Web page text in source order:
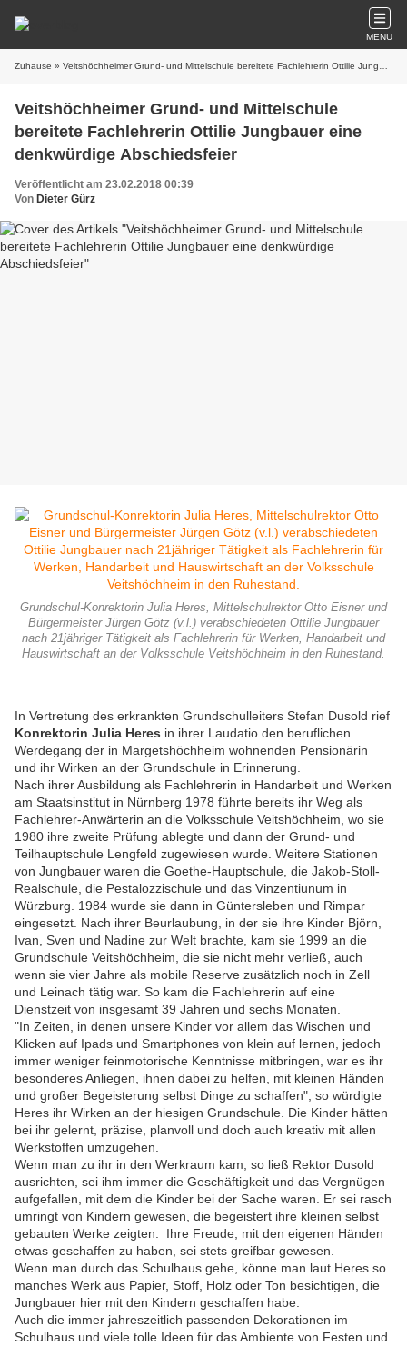
MENU
Zuhause » Veitshöchheimer Grund- und Mittelschule bereitete Fachlehrerin Ottilie Jungbauer eine denkwürdige Abschiedsfeier
Veitshöchheimer Grund- und Mittelschule
bereitete Fachlehrerin Ottilie Jungbauer eine
denkwürdige Abschiedsfeier
Veröffentlicht am 23.02.2018 00:39
Von Dieter Gürz
Grundschul-Konrektorin Julia Heres, Mittelschulrektor Otto Eisner und
Bürgermeister Jürgen Götz (v.l.) verabschiedeten Ottilie Jungbauer
nach 21jähriger Tätigkeit als Fachlehrerin für Werken, Handarbeit und
Hauswirtschaft an der Volksschule Veitshöchheim in den Ruhestand.
In Vertretung des erkrankten Grundschulleiters Stefan Dusold rief
Konrektorin Julia Heres in ihrer Laudatio den beruflichen
Werdegang der in Margetshöchheim wohnenden Pensionärin
und ihr Wirken an der Grundschule in Erinnerung.
Nach ihrer Ausbildung als Fachlehrerin in Handarbeit und Werken
am Staatsinstitut in Nürnberg 1978 führte bereits ihr Weg als
Fachlehrer-Anwärterin an die Volksschule Veitshöchheim, wo sie
1980 ihre zweite Prüfung ablegte und dann der Grund- und
Teilhauptschule Lengfeld zugewiesen wurde. Weitere Stationen
von Jungbauer waren die Goethe-Hauptschule, die Jakob-Stoll-
Realschule, die Pestalozzischule und das Vinzentiunum in
Würzburg. 1984 wurde sie dann in Güntersleben und Rimpar
eingesetzt. Nach ihrer Beurlaubung, in der sie ihre Kinder Björn,
Ivan, Sven und Nadine zur Welt brachte, kam sie 1999 an die
Grundschule Veitshöchheim, die sie nicht mehr verließ, auch
wenn sie vier Jahre als mobile Reserve zusätzlich noch in Zell
und Leinach tätig war. So kam die Fachlehrerin auf eine
Dienstzeit von insgesamt 39 Jahren und sechs Monaten.
"In Zeiten, in denen unsere Kinder vor allem das Wischen und
Klicken auf Ipads und Smartphones von klein auf lernen, jedoch
immer weniger feinmotorische Kenntnisse mitbringen, war es ihr
besonderes Anliegen, ihnen dabei zu helfen, mit kleinen Händen
und großer Begeisterung selbst Dinge zu schaffen", so würdigte
Heres ihr Wirken an der hiesigen Grundschule. Die Kinder hätten
bei ihr gelernt, präzise, planvoll und doch auch kreativ mit allen
Werkstoffen umzugehen.
Wenn man zu ihr in den Werkraum kam, so ließ Rektor Dusold
ausrichten, sei ihm immer die Geschäftigkeit und das Vergnügen
aufgefallen, mit dem die Kinder bei der Sache waren. Er sei rasch
umringt von Kindern gewesen, die begeistert ihre kleinen selbst
gebauten Werke zeigten. Ihre Freude, mit den eigenen Händen
etwas geschaffen zu haben, sei stets greifbar gewesen.
Wenn man durch das Schulhaus gehe, könne man laut Heres so
manches Werk aus Papier, Stoff, Holz oder Ton besichtigen, die
Jungbauer hier mit den Kindern geschaffen habe.
Auch die immer jahreszeitlich passenden Dekorationen im
Schulhaus und viele tolle Ideen für das Ambiente von Festen und